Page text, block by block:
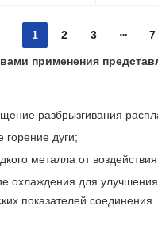
1 2 3 7
применения
разбрызгивания
горение дуги;
металла от
охлаждения для
показателей соединения.